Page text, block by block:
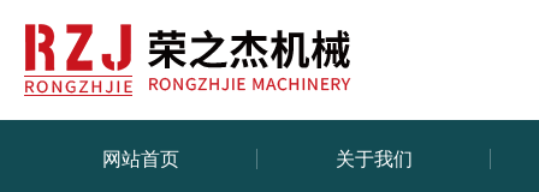
网站首页 关于我们